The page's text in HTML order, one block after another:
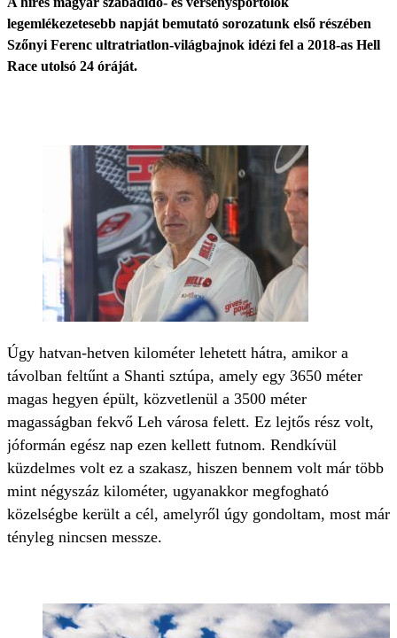
legemlékezetesebb napját bemutató sorozatunk első részében
Szőnyi Ferenc ultratriatlon-világbajnok idézi fel a 2018-as Hell
Race utolsó 24 óráját.
Úgy hatvan-hetven kilométer lehetett hátra, amikor a
távolban feltűnt a Shanti sztúpa, amely egy 3650 méter
magas hegyen épült, közvetlenül a 3500 méter
magasságban fekvő Leh városa felett. Ez lejtős rész volt,
jóformán egész nap ezen kellett futnom. Rendkívül
küzdelmes volt ez a szakasz, hiszen bennem volt már több
mint négyszáz kilométer, ugyanakkor megfogható
közelségbe került a cél, amelyről úgy gondoltam, most már
tényleg nincsen messze.